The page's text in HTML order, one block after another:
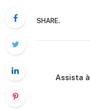
SHARE.
Assista